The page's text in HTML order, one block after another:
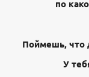
по
Поймешь, что
У